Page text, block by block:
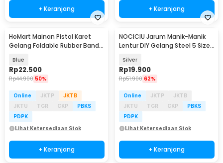
+ Keranjang + Keranjang
HoMart Mainan Pistol Karet
Gelang Foldable Rubber Band
Blue
Rp22.500
Rp44.900 50%
Online JKTP
JKTB
JKTU
TGR CKP
PBKS
PDPK
Lihat Ketersediaan Stok
+ Keranjang
NOCICIU Jarum Manik-Manik
Lentur DIY Gelang Steel 5 Size
Silver
Rp19.900
Rp51.900 62%
Online JKTP
JKTB
JKTU
TGR CKP
PBKS
PDPK
Lihat Ketersediaan Stok
+ Keranjang